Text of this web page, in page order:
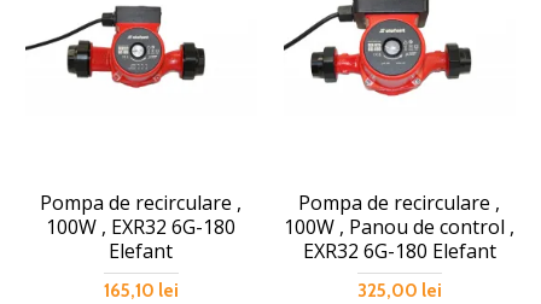
Pompa de recirculare ,
100W , EXR32 6G-180
Elefant
165,10 lei
Pompa de recirculare ,
100W , Panou de control ,
EXR32 6G-180 Elefant
325,00 lei